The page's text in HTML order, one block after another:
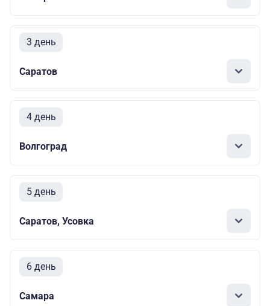
3 день
Саратов
4 день
Волгоград
5 день
Саратов, Усовка
6 день
Самара